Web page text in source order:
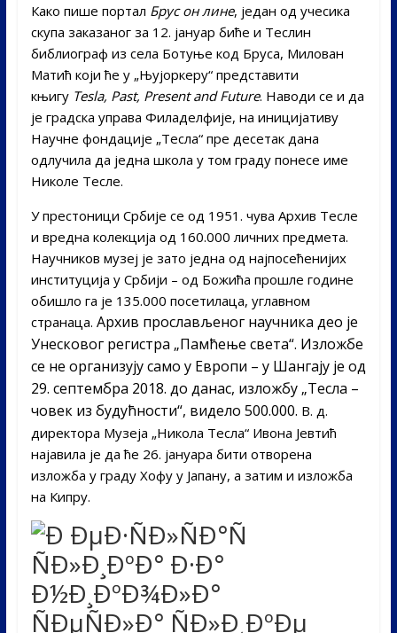
Како пише портал Брус он лине, један од учесика
скупа заказаног за 12. јануар биће и Теслин
библиограф из села Ботуње код Бруса, Милован
Матић који ће у „Њујоркеру“ представити
књигу Tesla, Past, Present and Future. Наводи се и да
је градска управа Филаделфије, на иницијативу
Научне фондације „Тесла“ пре десетак дана
одлучила да једна школа у том граду понесе име
Николе Тесле.
У престоници Србије се од 1951. чува Архив Тесле
и вредна колекција од 160.000 личних предмета.
Научников музеј је зато једна од најпосећенијих
институција у Србији – од Божића прошле године
обишло га је 135.000 посетилаца, углавном
странаца. Архив прослављеног научника део је
Унесковог регистра „Памћење света“. Изложбе
се не организују само у Европи – у Шангају је од
29. септембра 2018. до данас, изложбу „Тесла –
човек из будућности“, видело 500.000. В. д.
директора Музеја „Никола Тесла“ Ивона Јевтић
најавила је да ће 26. јануара бити отворена
изложба у граду Хофу у Јапану, а затим и изложба
на Кипру.